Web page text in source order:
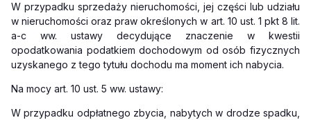
W przypadku sprzedaży nieruchomości, jej części lub udziału
w nieruchomości oraz praw określonych w art. 10 ust. 1 pkt 8 lit.
a-c ww. ustawy decydujące znaczenie w kwestii
opodatkowania podatkiem dochodowym od osób fizycznych
uzyskanego z tego tytułu dochodu ma moment ich nabycia.
Na mocy art. 10 ust. 5 ww. ustawy:
W przypadku odpłatnego zbycia, nabytych w drodze spadku,